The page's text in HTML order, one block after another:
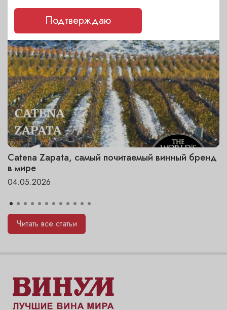
Catena Zapata, самый почитаемый винный бренд
в мире
04.05.2026
Читать все статьи
Подтверждаю